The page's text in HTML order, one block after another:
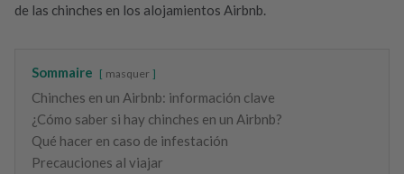
de las chinches en los alojamientos Airbnb.
Sommaire masquer
Chinches en un Airbnb: información clave
¿Cómo saber si hay chinches en un Airbnb?
Qué hacer en caso de infestación
Precauciones al viajar